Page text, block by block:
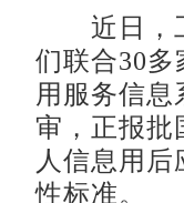
近日，工
们联合30
用服务信息
审，正报批
人信息用
性标准。